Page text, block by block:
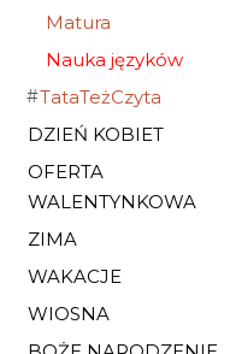
Matura
Nauka języków
TataTeżCzyta
DZIEŃ KOBIET
OFERTA
WALENTYNKOWA
ZIMA
WAKACJE
WIOSNA